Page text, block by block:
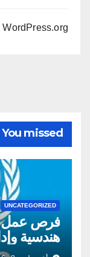
WordPress.org
You missed
UNCATEGORIZED
فرص عمل
هندسية